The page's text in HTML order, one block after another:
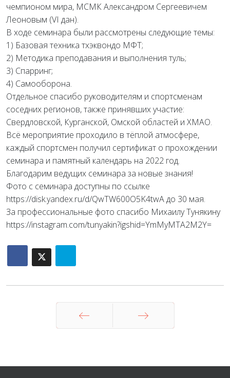
чемпионом мира, МСМК Александром Сергеевичем
Леоновым (VI дан).
В ходе семинара были рассмотрены следующие темы:
1) Базовая техника тхэквондо МФТ;
2) Методика преподавания и выполнения туль;
3) Спарринг;
4) Самооборона.
Отдельное спасибо руководителям и спортсменам
соседних регионов, также принявших участие:
Свердловской, Курганской, Омской областей и ХМАО.
Всё мероприятие проходило в тёплой атмосфере,
каждый спортсмен получил сертификат о прохождении
семинара и памятный календарь на 2022 год.
Благодарим ведущих семинара за новые знания!
Фото с семинара доступны по ссылке
https://disk.yandex.ru/d/QwTW600O5K4twA до 30 мая.
За профессиональные фото спасибо Михаилу Тунякину
https://instagram.com/tunyakin?igshid=YmMyMTA2M2Y=